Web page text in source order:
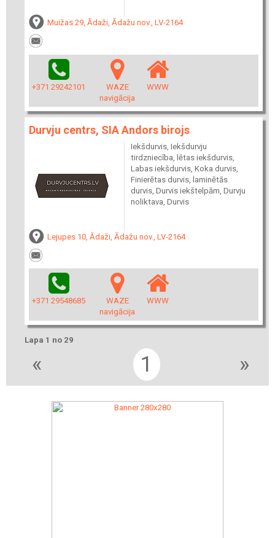
Muižas 29, Ādaži, Ādažu nov., LV-2164
+371 29242101
WAZE
navigācija
WWW
Durvju centrs, SIA Andors birojs
Iekšdurvis, Iekšdurvju
tirdzniecība, lētas iekšdurvis,
Labas iekšdurvis, Koka durvis,
Finierētas durvis, laminētās
durvis, Durvis iekštelpām, Durvju
noliktava, Durvis
Lejupes 10, Ādaži, Ādažu nov., LV-2164
+371 29548685
WAZE
navigācija
WWW
Lapa 1 no 29
« 1 »